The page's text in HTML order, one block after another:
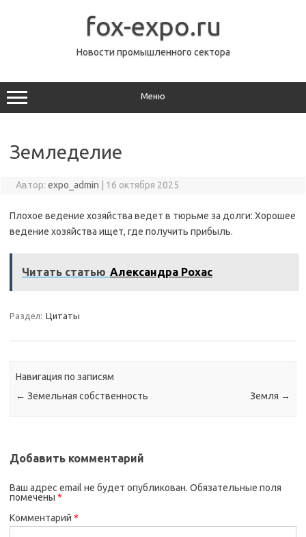
fox-expo.ru
Новости промышленного сектора
Меню
Земледелие
Автор: expo_admin 16 октября 2025
Плохое ведение хозяйства ведет в тюрьме за долги: Хорошее
ведение хозяйства ищет, где получить прибыль.
Читать статью Александра Рохас
Раздел: Цитаты
Навигация по записям
← Земельная собственность Земля →
Добавить комментарий
Ваш адрес email не будет опубликован. Обязательные поля
помечены *
Комментарий *